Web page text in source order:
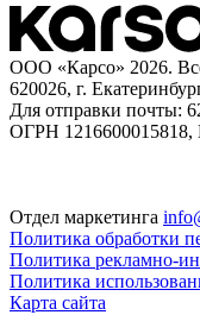
ООО «Карсо» 2026.
620026, г.
Для отправки почты:
ОГРН
Отдел маркетинга
Политика обработки
Политика рекламно-
Политика
Карта сайта